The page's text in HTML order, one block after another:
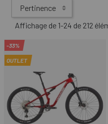
Pertinence
Affichage de 1-24 de 212
-33%
OUTLET